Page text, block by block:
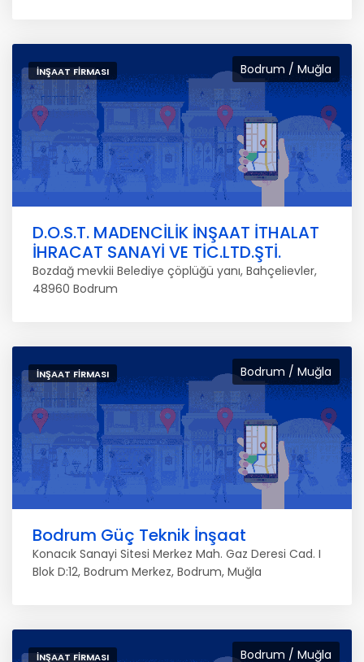
Bodrum / Muğla
İNŞAAT FIRMASI
D.O.S.T. MADENCİLİK İNŞAAT İTHALAT
İHRACAT SANAYİ VE TİC.LTD.ŞTİ.
Bozdağ mevkii Belediye çöplüğü yanı, Bahçelievler,
48960 Bodrum
Bodrum / Muğla
İNŞAAT FIRMASI
Bodrum Güç Teknik İnşaat
Konacık Sanayi Sitesi Merkez Mah. Gaz Deresi Cad. I
Blok D:12, Bodrum Merkez, Bodrum, Muğla
Bodrum / Muğla
İNŞAAT FIRMASI